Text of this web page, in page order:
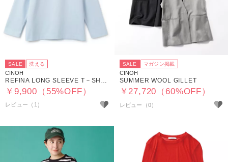
SALE 洗える
CINOH
REFINA LONG SLEEVE T－SHIRT
￥9,900（55%OFF）
レビュー（1）
SALE マガジン掲載
CINOH
SUMMER WOOL GILLET
￥27,720（60%OFF）